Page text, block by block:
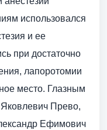
использовался
и ее
при достаточно
лапоротомии
место. Глазным
Прево,
Ефимович